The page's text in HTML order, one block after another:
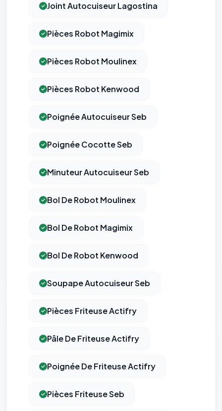
Joint Autocuiseur Lagostina
Pièces Robot Magimix
Pièces Robot Moulinex
Pièces Robot Kenwood
Poignée Autocuiseur Seb
Poignée Cocotte Seb
Minuteur Autocuiseur Seb
Bol De Robot Moulinex
Bol De Robot Magimix
Bol De Robot Kenwood
Soupape Autocuiseur Seb
Pièces Friteuse Actifry
Pâle De Friteuse Actifry
Poignée De Friteuse Actifry
Pièces Friteuse Seb